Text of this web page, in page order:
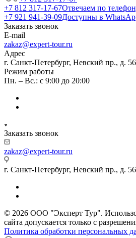
+7 812 317-17-67Отвечаем по
+7 921 941-39-09Доступны в
Заказать звонок
E-mail
zakaz@expert-tour.ru
Адрес
г. Санкт-Петербург, Невский пр., д.
Режим работы
Пн. – Вс.: с 9:00 до 20:00
Заказать звонок
zakaz@expert-tour.ru
г. Санкт-Петербург, Невский пр., д.
© 2026 ООО "Эксперт Тур".
сайта допускается только с
Политика обработки персональных